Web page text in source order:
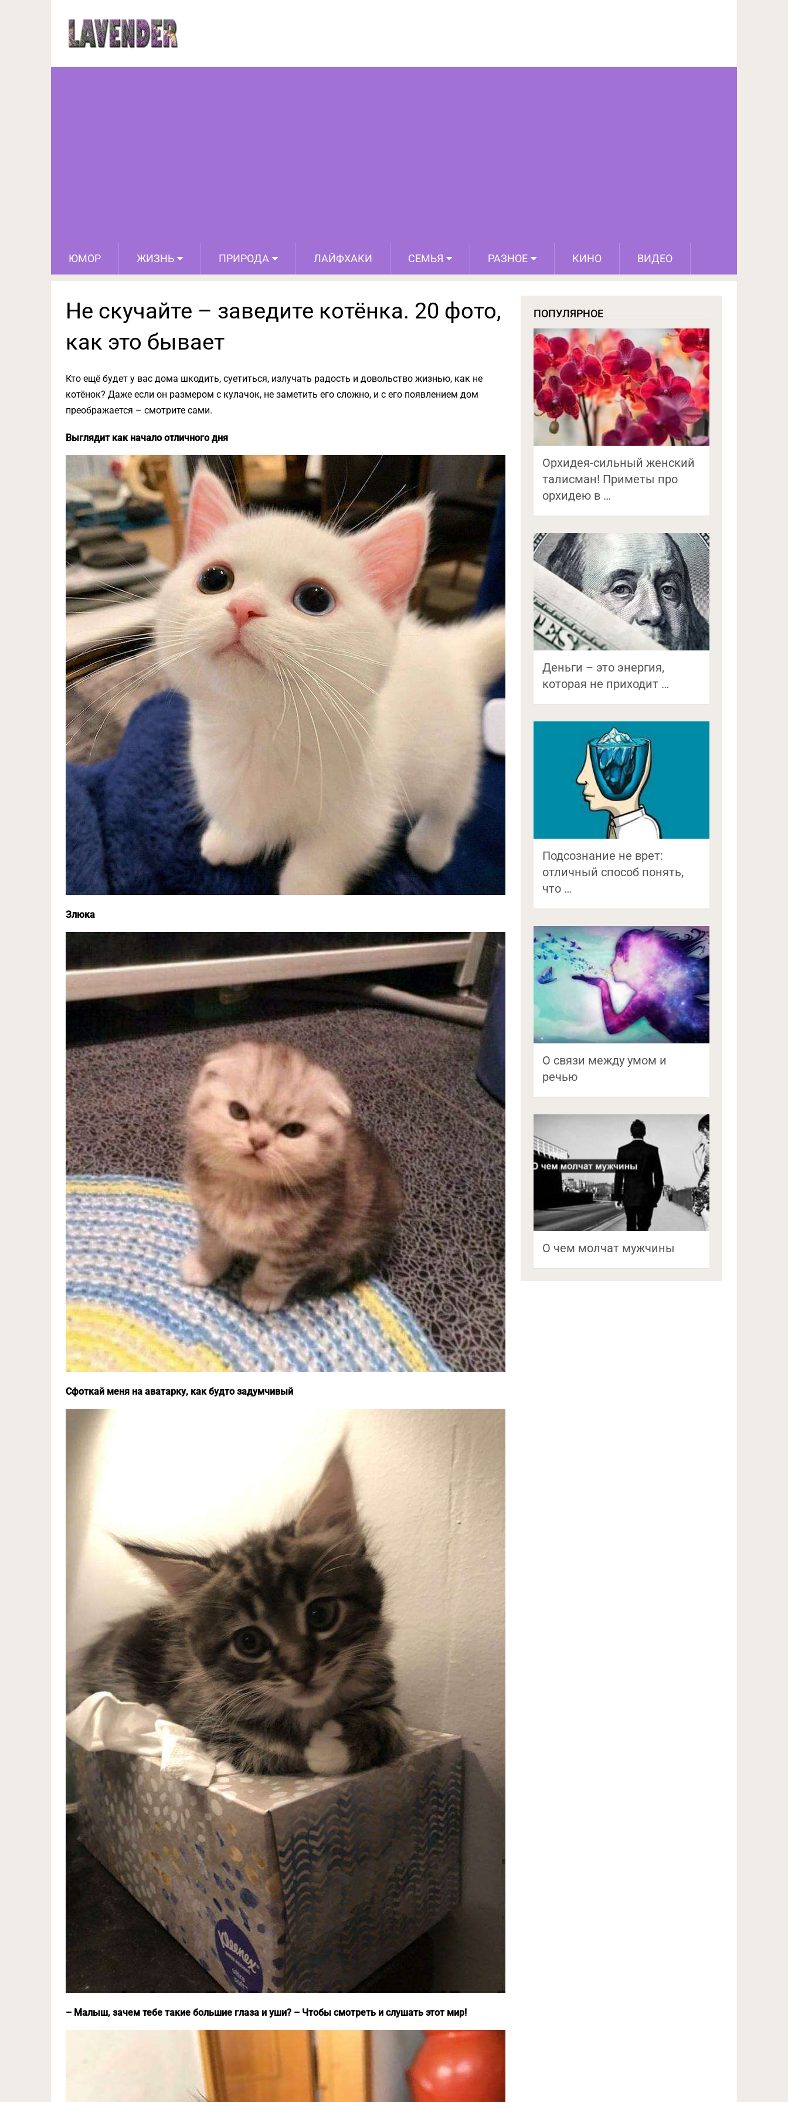
ЮМОР ЖИЗНЬ ПРИРОДА ЛАЙФХАКИ СЕМЬЯ РАЗНОЕ КИНО ВИДЕО
Не скучайте – заведите котёнка. 20 фото, как это бывает
Не скучайте – заведите котёнка. 20 фото,
как это бывает
Кто ещё будет у вас дома шкодить, суетиться, излучать радость и довольство жизнью, как не
котёнок? Даже если он размером с кулачок, не заметить его сложно, и с его появлением дом
преображается – смотрите сами.
Выглядит как начало отличного дня
Злюка
Сфоткай меня на аватарку, как будто задумчивый
– Малыш, зачем тебе такие большие глаза и уши? – Чтобы смотреть и слушать этот мир!
ПОПУЛЯРНОЕ
Орхидея-сильный женский
талисман! Приметы про
орхидею в …
Деньги – это энергия,
которая не приходит …
Подсознание не врет:
отличный способ понять,
что …
О связи между умом и
речью
О чем молчат мужчины